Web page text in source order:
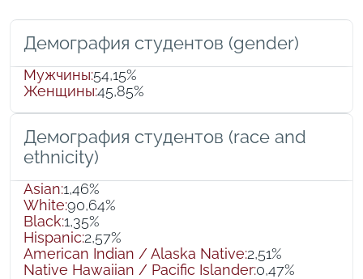
Демография студентов (gender)
Мужчины:54,15%
Женщины:45,85%
Демография студентов (race and
ethnicity)
Asian:1,46%
White:90,64%
Black:1,35%
Hispanic:2,57%
American Indian / Alaska Native:2,51%
Native Hawaiian / Pacific Islander:0,47%